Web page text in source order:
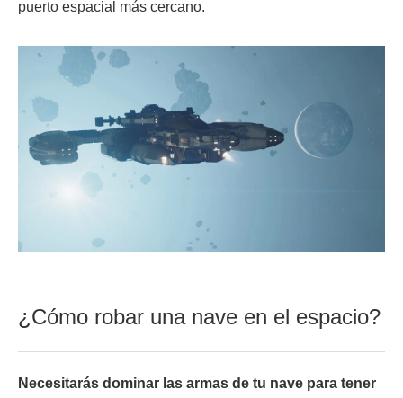
puerto espacial más cercano.
¿Cómo robar una nave en el espacio?
Necesitarás dominar las armas de tu nave para tener